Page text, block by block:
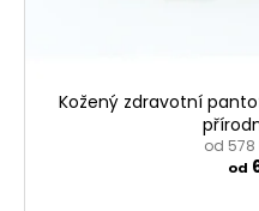
Kožený zdravotní
od 578
od